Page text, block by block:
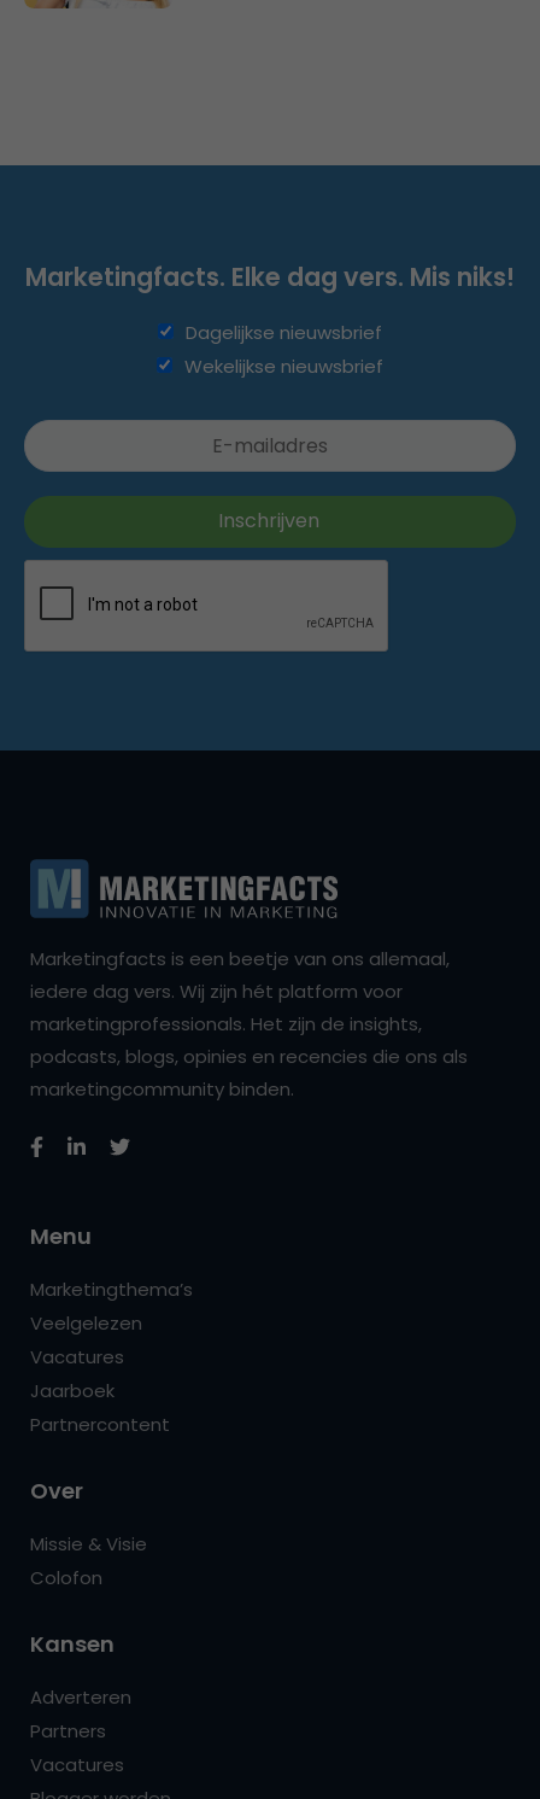
Marketingfacts. Elke dag vers. Mis niks!
Dagelijkse nieuwsbrief
Wekelijkse nieuwsbrief
Marketingfacts is een beetje van ons allemaal,
iedere dag vers. Wij zijn hét platform voor
marketingprofessionals. Het zijn de insights,
podcasts, blogs, opinies en recencies die ons als
marketingcommunity binden.
Menu
Marketingthema’s
Veelgelezen
Vacatures
Jaarboek
Partnercontent
Over
Missie & Visie
Colofon
Kansen
Adverteren
Partners
Vacatures